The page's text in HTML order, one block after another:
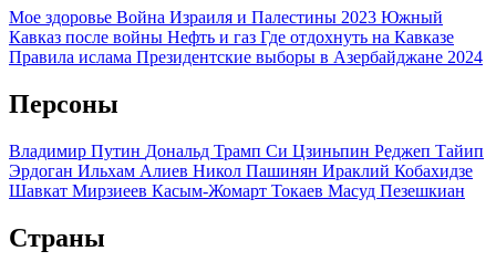
Мое здоровье Война Израиля и Палестины 2023 Южный
Кавказ после войны Нефть и газ Где отдохнуть на Кавказе
Правила ислама Президентские выборы в Азербайджане 2024
Персоны
Владимир Путин Дональд Трамп Си Цзиньпин Реджеп Тайип
Эрдоган Ильхам Алиев Никол Пашинян Ираклий Кобахидзе
Шавкат Мирзиеев Касым-Жомарт Токаев Масуд Пезешкиан
Страны